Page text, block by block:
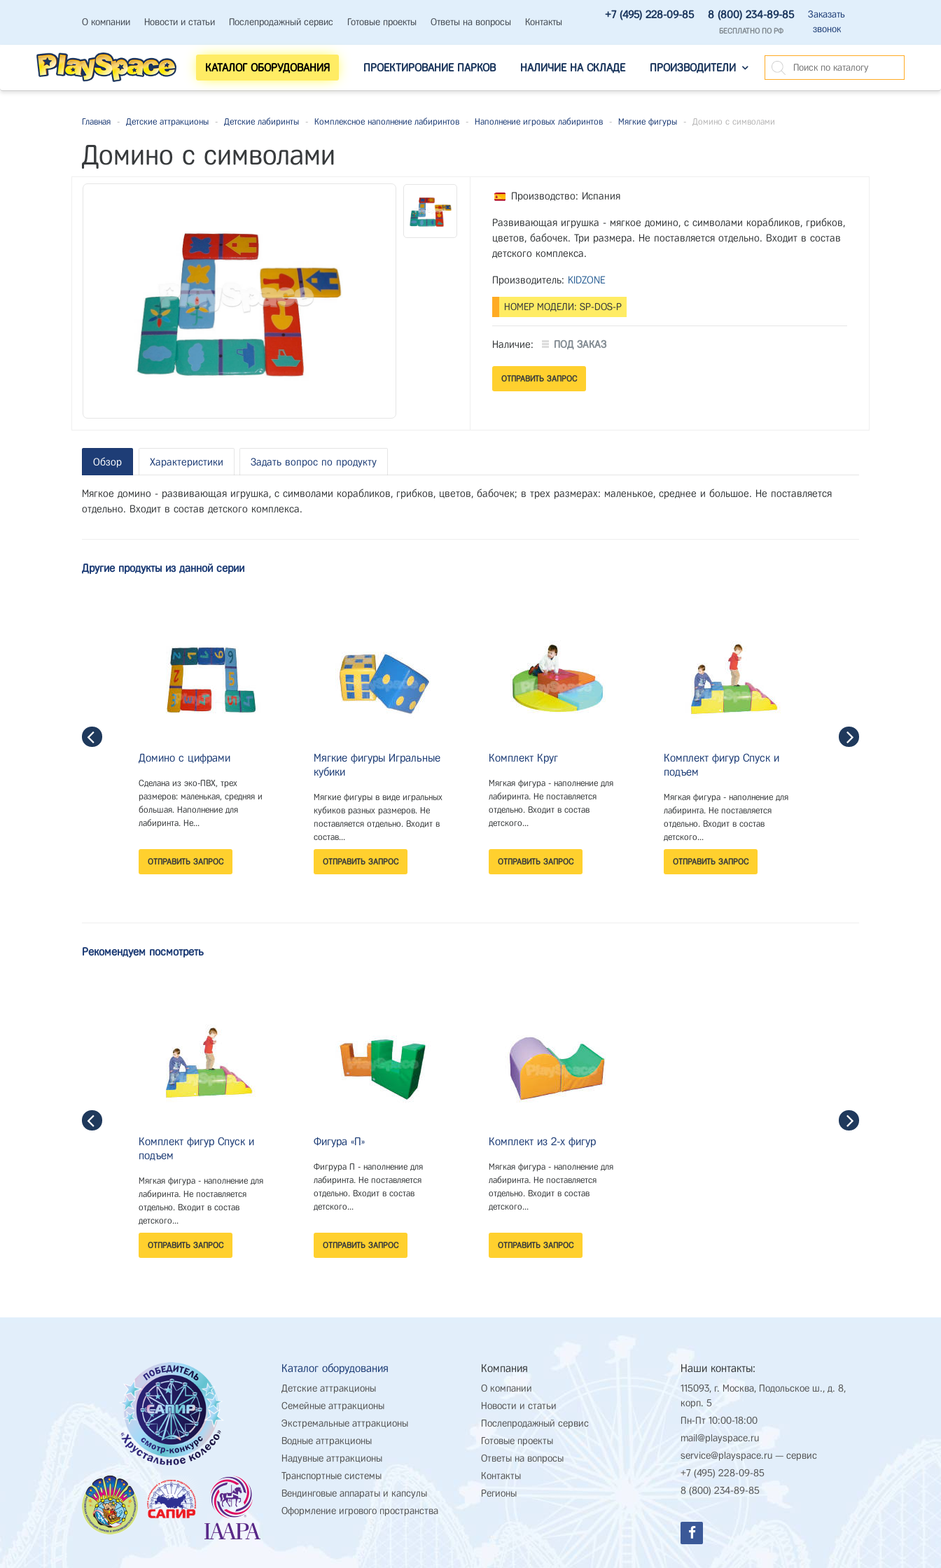
О компании Новости и статьи Послепродажный сервис Готовые проекты Ответы на вопросы Контакты
+7 (495) 228-09-85 8 (800) 234-89-85
БЕСПЛАТНО ПО РФ
Заказать
звонок
КАТАЛОГ ОБОРУДОВАНИЯ ПРОЕКТИРОВАНИЕ ПАРКОВ НАЛИЧИЕ НА СКЛАДЕ ПРОИЗВОДИТЕЛИ
Главная - Детские аттракционы - Детские лабиринты - Комплексное наполнение лабиринтов - Наполнение игровых лабиринтов - Мягкие фигуры - Домино с символами
Домино с символами
Производство: Испания
Развивающая игрушка - мягкое домино, с символами корабликов, грибков,
цветов, бабочек. Три размера. Не поставляется отдельно. Входит в состав
детского комплекса. ​
Производитель: KIDZONE
НОМЕР МОДЕЛИ: SP-DOS-P
Наличие: ПОД ЗАКАЗ
Обзор Характеристики Задать вопрос по продукту
Мягкое домино - развивающая игрушка, с символами корабликов, грибков, цветов, бабочек; в трех размерах: маленькое, среднее и большое. Не поставляется
отдельно. Входит в состав детского комплекса.
Другие продукты из данной серии
Домино с цифрами
Сделана из эко-ПВХ, трех
размеров: маленькая, средняя и
большая. Наполнение для
лабиринта. Не...
Мягкие фигуры Игральные
кубики
Мягкие фигуры в виде игральных
кубиков разных размеров. Не
поставляется отдельно. Входит в
состав...
Комплект Круг
Мягкая фигура - наполнение для
лабиринта. Не поставляется
отдельно. Входит в состав
детского...
Комплект фигур Спуск и
подъем
Мягкая фигура - наполнение для
лабиринта. Не поставляется
отдельно. Входит в состав
детского...
Рекомендуем посмотреть
Комплект фигур Спуск и
подъем
Мягкая фигура - наполнение для
лабиринта. Не поставляется
отдельно. Входит в состав
детского...
Фигура «П»
Фигрура П - наполнение для
лабиринта. Не поставляется
отдельно. Входит в состав
детского...
Комплект из 2-х фигур
Мягкая фигура - наполнение для
лабиринта. Не поставляется
отдельно. Входит в состав
детского...
Каталог оборудования
Детские аттракционы
Семейные аттракционы
Экстремальные аттракционы
Водные аттракционы
Надувные аттракционы
Транспортные системы
Вендинговые аппараты и капсулы
Оформление игрового пространства
Компания
О компании
Новости и статьи
Послепродажный сервис
Готовые проекты
Ответы на вопросы
Контакты
Регионы
Наши контакты:
115093, г. Москва, Подольское ш., д. 8,
корп. 5
Пн-Пт 10:00-18:00
mail@playspace.ru
service@playspace.ru — сервис
+7 (495) 228-09-85
8 (800) 234-89-85